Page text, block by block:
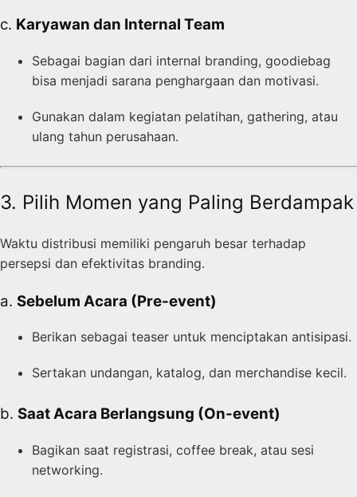
c. Karyawan dan Internal Team
Sebagai bagian dari internal branding, goodiebag
bisa menjadi sarana penghargaan dan motivasi.
Gunakan dalam kegiatan pelatihan, gathering, atau
ulang tahun perusahaan.
3. Pilih Momen yang Paling Berdampak
Waktu distribusi memiliki pengaruh besar terhadap
persepsi dan efektivitas branding.
a. Sebelum Acara (Pre-event)
Berikan sebagai teaser untuk menciptakan antisipasi.
Sertakan undangan, katalog, dan merchandise kecil.
b. Saat Acara Berlangsung (On-event)
Bagikan saat registrasi, coffee break, atau sesi
networking.